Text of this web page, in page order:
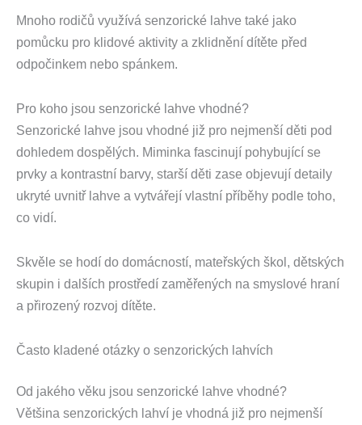
Mnoho rodičů využívá senzorické lahve také jako
pomůcku pro klidové aktivity a zklidnění dítěte před
odpočinkem nebo spánkem.
Pro koho jsou senzorické lahve vhodné?
Senzorické lahve jsou vhodné již pro nejmenší děti pod
dohledem dospělých. Miminka fascinují pohybující se
prvky a kontrastní barvy, starší děti zase objevují detaily
ukryté uvnitř lahve a vytvářejí vlastní příběhy podle toho,
co vidí.
Skvěle se hodí do domácností, mateřských škol, dětských
skupin i dalších prostředí zaměřených na smyslové hraní
a přirozený rozvoj dítěte.
Často kladené otázky o senzorických lahvích
Od jakého věku jsou senzorické lahve vhodné?
Většina senzorických lahví je vhodná již pro nejmenší